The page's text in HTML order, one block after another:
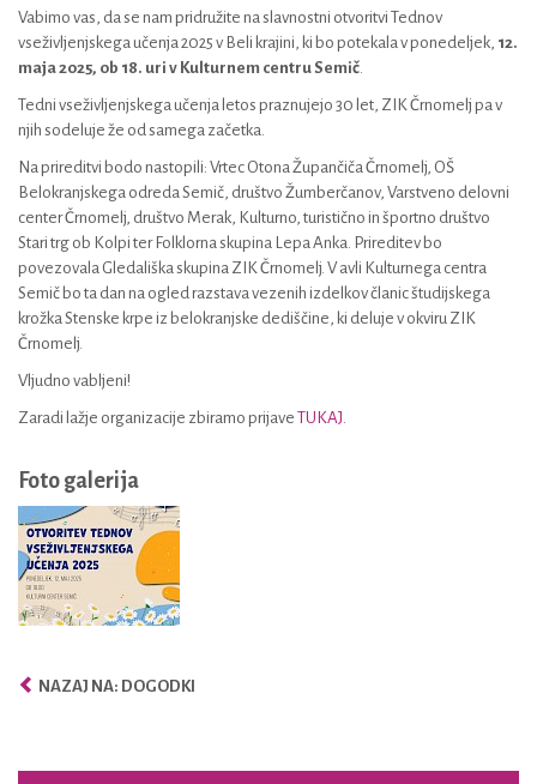
Vabimo vas, da se nam pridružite na slavnostni otvoritvi Tednov
vseživljenjskega učenja 2025 v Beli krajini, ki bo potekala v ponedeljek, 12.
maja 2025, ob 18. uri v Kulturnem centru Semič.
Tedni vseživljenjskega učenja letos praznujejo 30 let, ZIK Črnomelj pa v
njih sodeluje že od samega začetka.
Na prireditvi bodo nastopili: Vrtec Otona Župančiča Črnomelj, OŠ
Belokranjskega odreda Semič, društvo Žumberčanov, Varstveno delovni
center Črnomelj, društvo Merak, Kulturno, turistično in športno društvo
Stari trg ob Kolpi ter Folklorna skupina Lepa Anka. Prireditev bo
povezovala Gledališka skupina ZIK Črnomelj. V avli Kulturnega centra
Semič bo ta dan na ogled razstava vezenih izdelkov članic študijskega
krožka Stenske krpe iz belokranjske dediščine, ki deluje v okviru ZIK
Črnomelj.
Vljudno vabljeni!
Zaradi lažje organizacije zbiramo prijave TUKAJ.
Foto galerija
NAZAJ NA: DOGODKI